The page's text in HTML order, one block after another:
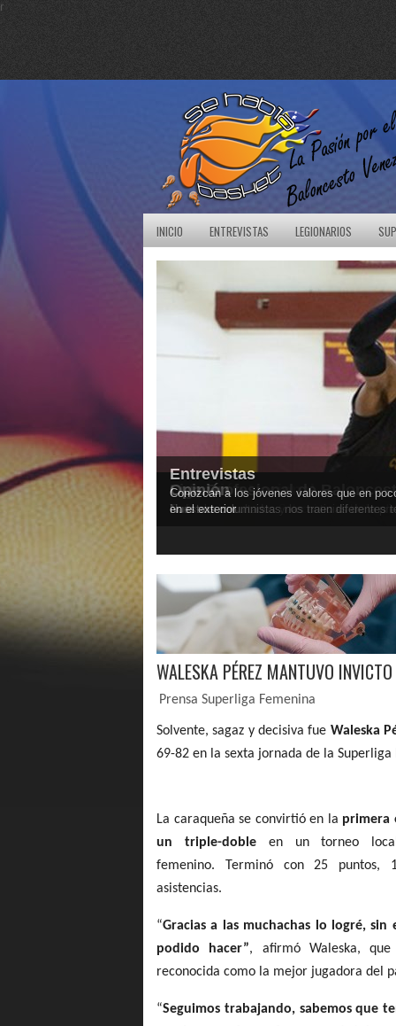
r
INICIO ENTREVISTAS LEGIONARIOS
Legionarios
Seguimiento a los jugadores venezolanos
Selección Nacional
Noticias de nuestras Selecciones
Liga Profesional de
Todos los resultados y las noticias de la
Opinión
Nuestros columnistas nos traen diferentes
Entrevistas
Conozcan a los jóvenes valores que en
en el exterior
WALESKA PÉREZ MANTUVO
Prensa Superliga Femenina
Solvente, sagaz y decisiva fue Waleska
69-82 en la sexta jornada de la Superliga
La caraqueña se convirtió en la primera
un triple-doble en un torneo
femenino. Terminó con 25 puntos,
asistencias.
“Gracias a las muchachas lo logré, sin
podido hacer”, afirmó Waleska, que
reconocida como la mejor jugadora del
“Seguimos trabajando, sabemos que